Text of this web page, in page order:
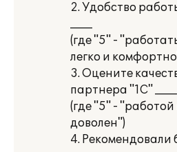
2. Удобство
____
(где "5" -
легко и
3. Оцените
партнера "1С" ____
(где "5" -
доволен")
4. Рекомендовали